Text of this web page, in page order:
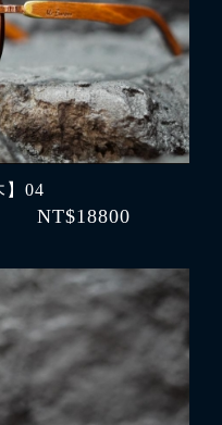
】04
NT$18800